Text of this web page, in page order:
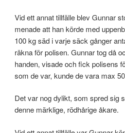
Vid ett annat tillfälle blev Gunnar
menade att han körde med
100 kg säd i varje säck gånger
räkna för polisen. Gunnar tog då
handen, visade och fick polisens
som de var, kunde de vara max
Det var nog dylikt, som spred sig
denne märklige, rödhårige åkare.